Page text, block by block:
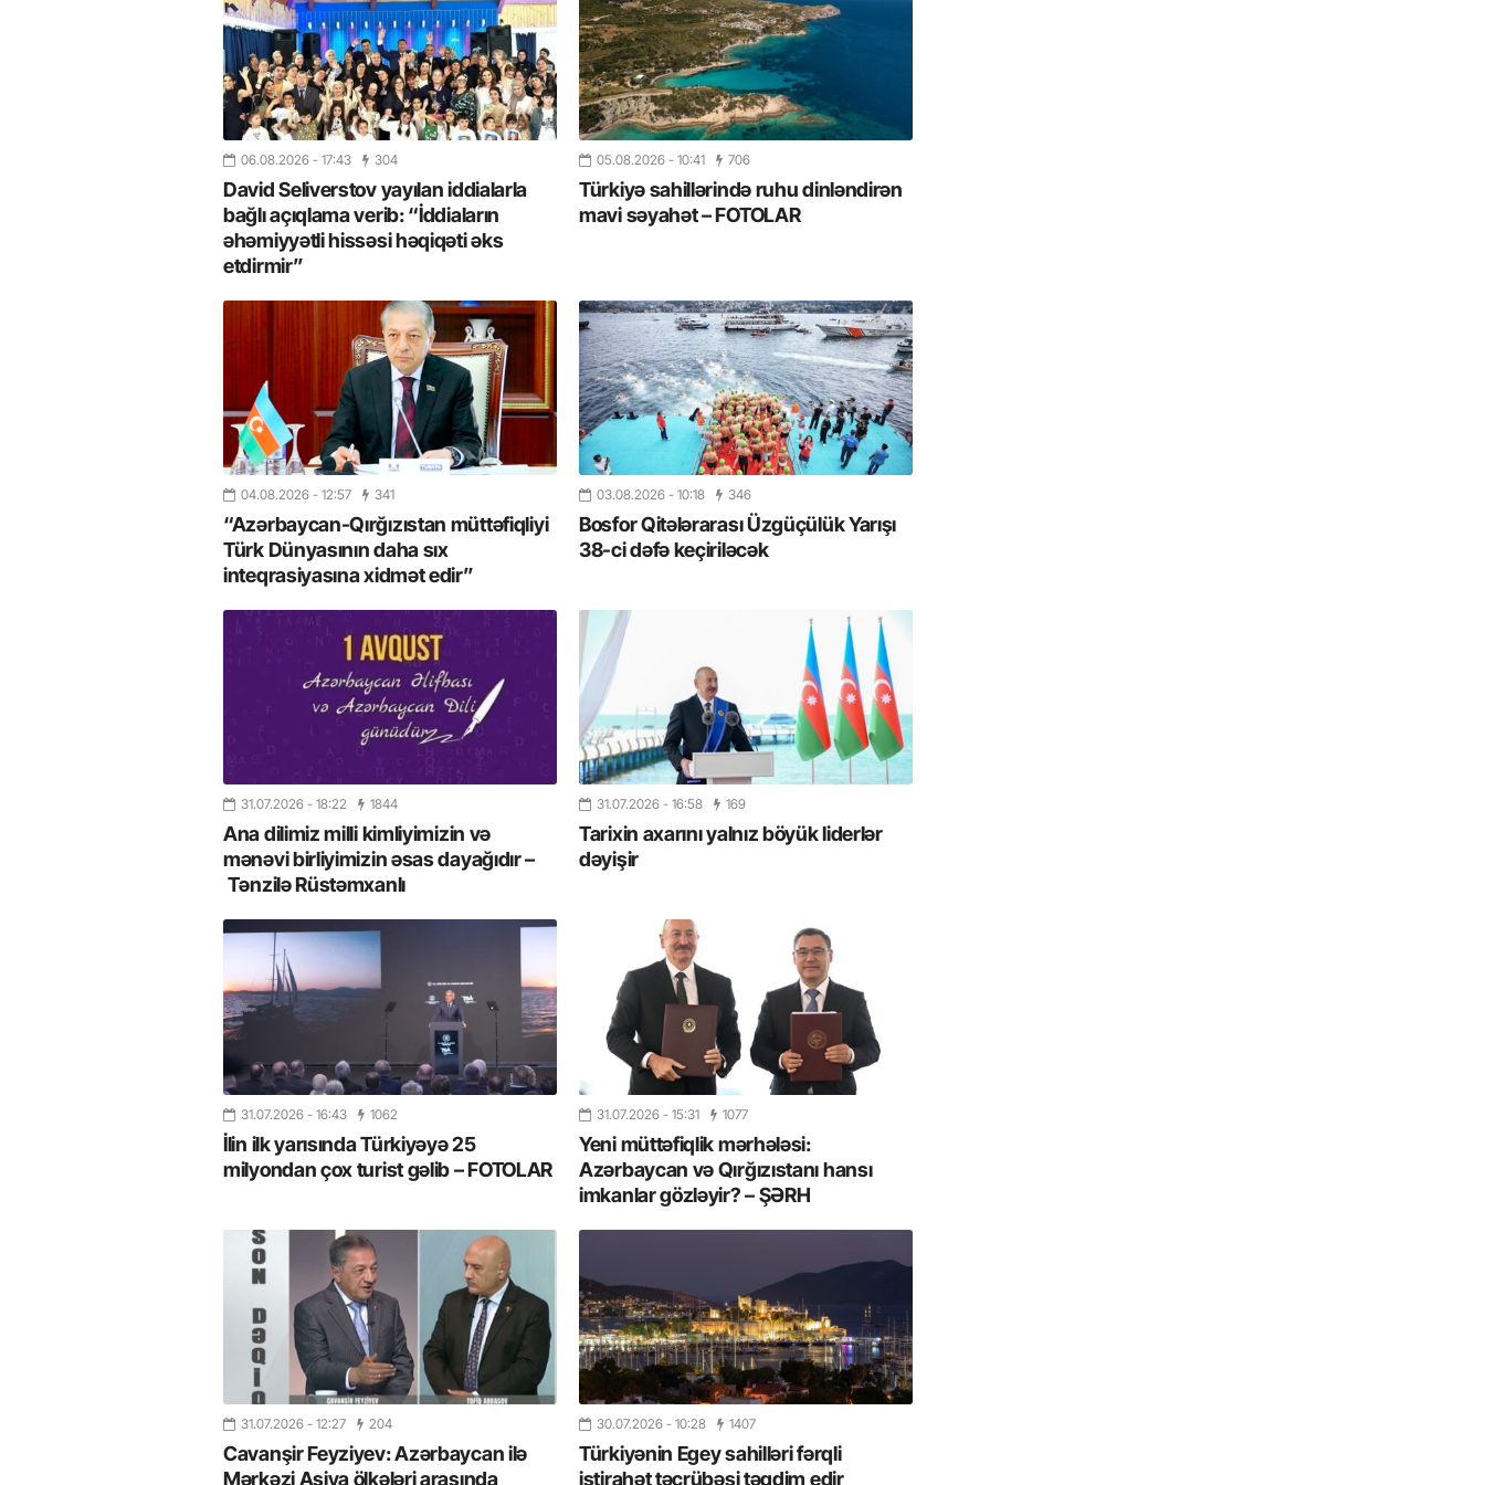
06.08.2026 - 17:43 304
David Seliverstov yayılan iddialarla
bağlı açıqlama verib: “İddiaların
əhəmiyyətli hissəsi həqiqəti əks
etdirmir”
05.08.2026 - 10:41 706
Türkiyə sahillərində ruhu dinləndirən
mavi səyahət – FOTOLAR
04.08.2026 - 12:57 341
“Azərbaycan-Qırğızıstan müttəfiqliyi
Türk Dünyasının daha sıx
inteqrasiyasına xidmət edir”
03.08.2026 - 10:18 346
Bosfor Qitələrarası Üzgüçülük Yarışı
38-ci dəfə keçiriləcək
31.07.2026 - 18:22 1844
Ana dilimiz milli kimliyimizin və
mənəvi birliyimizin əsas dayağıdır –
Tənzilə Rüstəmxanlı
31.07.2026 - 16:58 169
Tarixin axarını yalnız böyük liderlər
dəyişir
31.07.2026 - 16:43 1062
İlin ilk yarısında Türkiyəyə 25
milyondan çox turist gəlib – FOTOLAR
31.07.2026 - 15:31 1077
Yeni müttəfiqlik mərhələsi:
Azərbaycan və Qırğızıstanı hansı
imkanlar gözləyir? – ŞƏRH
31.07.2026 - 12:27 204
Cavanşir Feyziyev: Azərbaycan ilə
Mərkəzi Asiya ölkələri arasında
30.07.2026 - 10:28 1407
Türkiyənin Egey sahilləri fərqli
istirahət təcrübəsi təqdim edir